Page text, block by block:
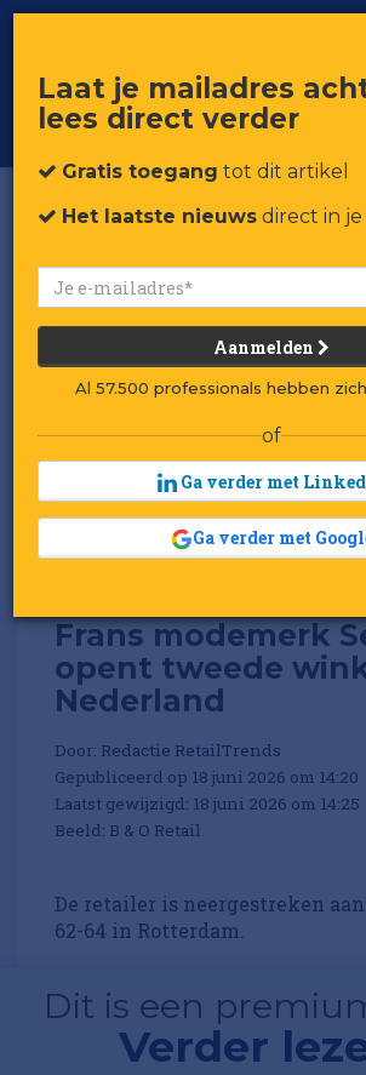
Voor professionals in retail & brands
Frans modemerk
opent tweede
Nederland
Door: Redactie RetailTrends
Gepubliceerd op 18 juni 2026 om 14:20
Laatst gewijzigd: 18 juni 2026 om 14:25
Beeld: B & O Retail
De retailer is neergestreken
62-64 in Rotterdam.
Dit is een
Verder
Laat je mailadres
lees direct verder
Gratis toegang tot dit artikel
Het laatste nieuws direct in
Aanmelden
Al 57.500 professionals hebben
of
Ga verder met
Ga verder met